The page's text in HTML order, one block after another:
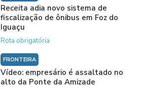
Receita adia novo sistema de
fiscalização de ônibus em Foz do
Iguaçu
Rota obrigatória
FRONTEIRA
Vídeo: empresário é assaltado no
alto da Ponte da Amizade